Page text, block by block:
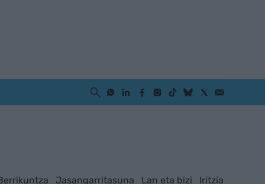
Jasangarritasuna Lan eta bizi Iritzia